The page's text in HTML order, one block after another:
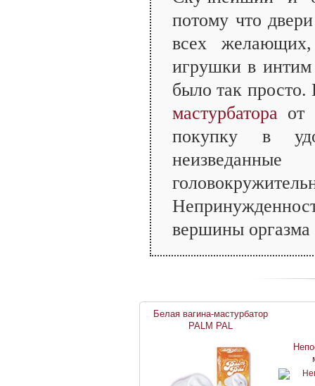
потому что
всех
игрушки в интим
было так просто.
мастурбатора от
покупку в
вершины оргазма
Белая вагина-мастурбатор
PALM PAL